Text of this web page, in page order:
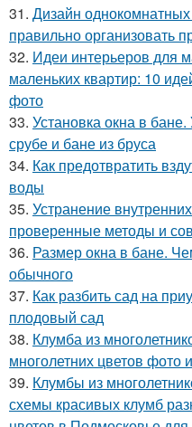
31. Дизайн однокомнатных
правильно организовать
32. Идеи интерьеров для
маленьких квартир: 10
фото
33. Установка окна в
срубе и бане из бруса
34. Как предотвратить
воды
35. Устранение
проверенные методы и
36. Размер окна в бане.
обычного
37. Как разбить сад на
плодовый сад
38. Клумба из
многолетних цветов фото
39. Клумбы из
схемы красивых клумб